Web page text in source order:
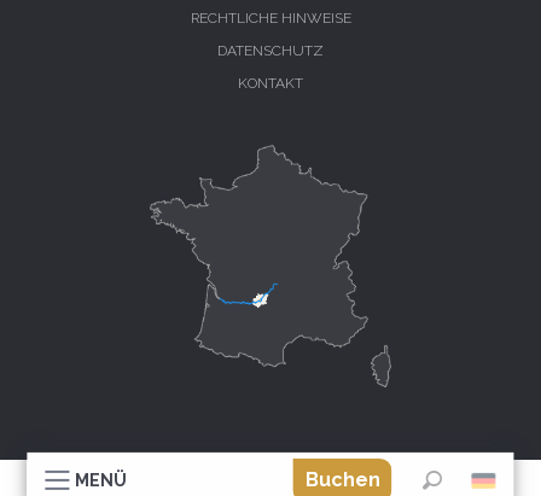
MENÜ
Buchen
RECHTLICHE HINWEISE
DATENSCHUTZ
KONTAKT